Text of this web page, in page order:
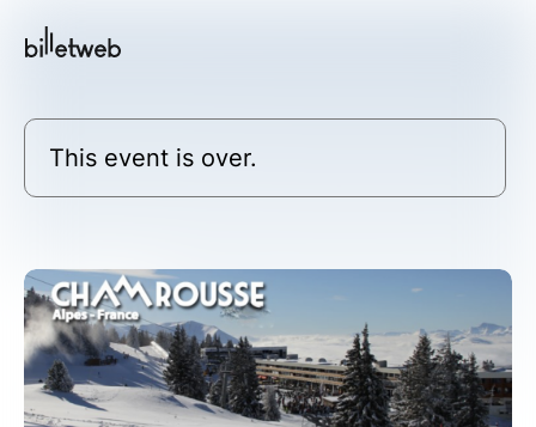
This event is over.